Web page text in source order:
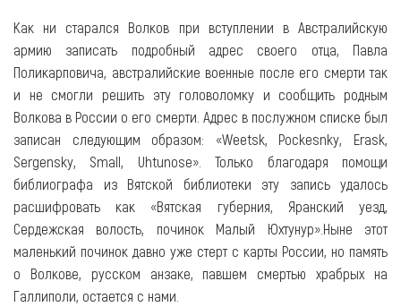
Как ни старался Волков при вступлении в Австралийскую
армию записать подробный адрес своего отца, Павла
Поликарповича, австралийские военные после его смерти так
и не смогли решить эту головоломку и сообщить родным
Волкова в России о его смерти. Адрес в послужном списке был
записан следующим образом: «Weetsk, Pockesnky, Erask,
Sergensky, Small, Uhtunose». Только благодаря помощи
библиографа из Вятской библиотеки эту запись удалось
расшифровать как «Вятская губерния, Яранский уезд,
Сердежская волость, починок Малый Юхтунур».Ныне этот
маленький починок давно уже стерт с карты России, но память
о Волкове, русском анзаке, павшем смертью храбрых на
Галлиполи, остается с нами.